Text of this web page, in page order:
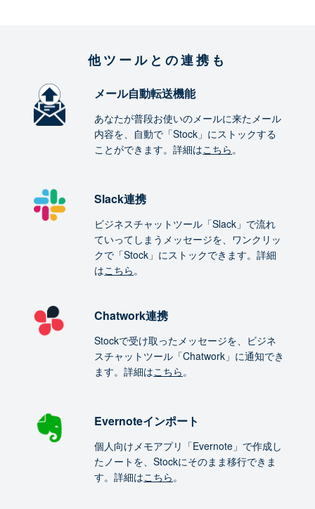
他ツールとの連携も
メール自動転送機能
あなたが普段お使いのメールに来たメール
内容を、自動で「Stock」にストックする
ことができます。詳細はこちら。
Slack連携
ビジネスチャットツール「Slack」で流れ
ていってしまうメッセージを、ワンクリッ
クで「Stock」にストックできます。詳細
はこちら。
Chatwork連携
Stockで受け取ったメッセージを、ビジネ
スチャットツール「Chatwork」に通知でき
ます。詳細はこちら。
Evernoteインポート
個人向けメモアプリ「Evernote」で作成し
たノートを、Stockにそのまま移行できま
す。詳細はこちら。